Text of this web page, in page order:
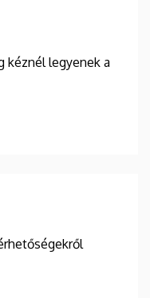
kéznél legyenek a